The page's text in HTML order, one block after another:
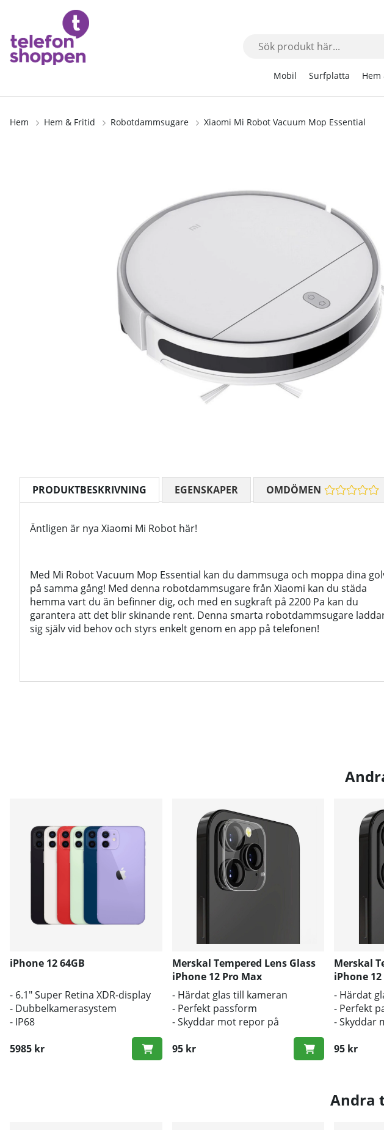
Mobil Surfplatta Hem
Hem Hem & Fritid Robotdammsugare Xiaomi Mi Robot Vacuum Mop Essential
PRODUKTBESKRIVNING
Äntligen är nya Xiaomi Mi Robot här!
Med Mi Robot Vacuum Mop Essential kan du dammsuga och moppa dina
på samma gång! Med denna robotdammsugare från Xiaomi kan du städa
hemma vart du än befinner dig, och med en sugkraft på 2200 Pa kan du
garantera att det blir skinande rent. Denna smarta robotdammsugare
sig själv vid behov och styrs enkelt genom en app på telefonen!
EGENSKAPER OMDÖMEN
iPhone 12 64GB
- 6.1" Super Retina XDR-display
- Dubbelkamerasystem
- IP68
5985 kr
Merskal Tempered Lens Glass
iPhone 12 Pro Max
- Härdat glas till kameran
- Perfekt passform
- Skyddar mot repor på
95 kr
Merskal
iPhone 12
- Härdat
- Perfekt
- Skyddar
95 kr
Andra